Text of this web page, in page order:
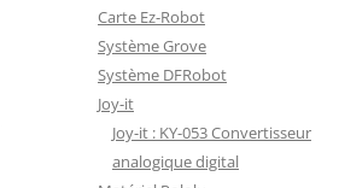
Carte Ez-Robot
Système Grove
Système DFRobot
Joy-it
Joy-it : KY-053 Convertisseur
analogique digital